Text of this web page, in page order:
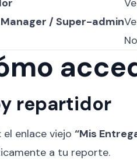
Ve
/ Super-admin
repartidor
el enlace viejo “Mis
a tu reporte.